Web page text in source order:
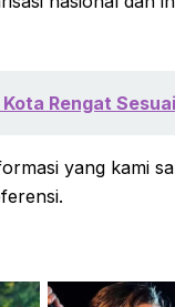
Rengat
yang kami